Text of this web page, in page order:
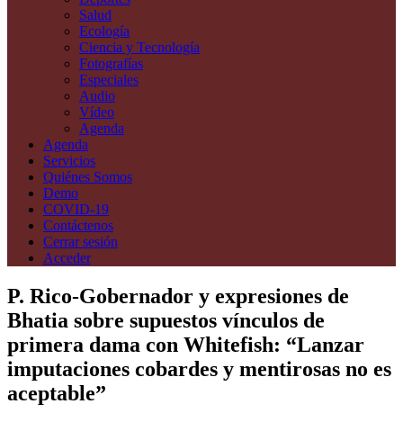
Salud
Ecología
Ciencia y Tecnología
Fotografías
Especiales
Audio
Vídeo
Agenda
Agenda
Servicios
Quiénes Somos
Demo
COVID-19
Contáctenos
Cerrar sesión
Acceder
P. Rico-Gobernador y expresiones de
Bhatia sobre supuestos vínculos de
primera dama con Whitefish: “Lanzar
imputaciones cobardes y mentirosas no es
aceptable”